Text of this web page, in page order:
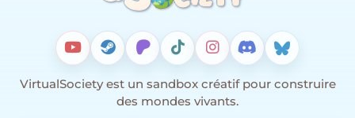
VirtualSociety est un sandbox créatif pour construire
des mondes vivants.